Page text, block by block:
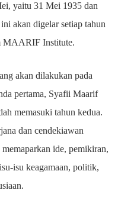
yaitu 31 Mei 1935 dan
akan digelar setiap tahun
MAARIF Institute.
akan dilakukan pada
pertama, Syafii Maarif
memasuki tahun kedua.
dan cendekiawan
ide, pemikiran,
isu keagamaan, politik,